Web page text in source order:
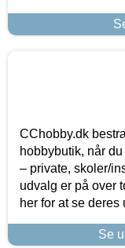
CChobby.dk
hobbybutik, når
– private, skoler/
udvalg er på over
her for at se deres
Se